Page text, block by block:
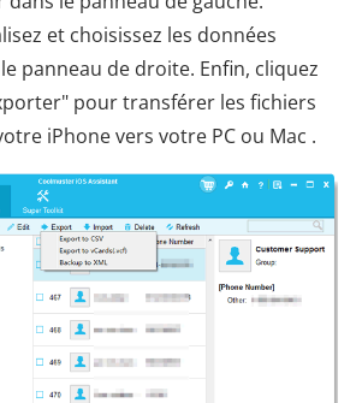
et choisissez les données
panneau de droite. Enfin, cliquez
pour transférer les fichiers
iPhone vers votre PC ou Mac .